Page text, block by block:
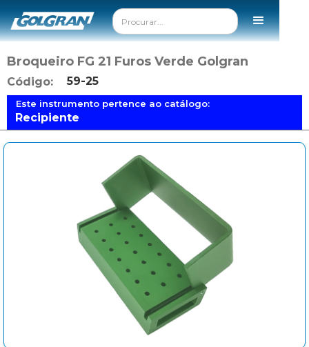
Broqueiro FG 21 Furos Verde Golgran
Código: 59-25
Este instrumento pertence ao catálogo:
Recipiente